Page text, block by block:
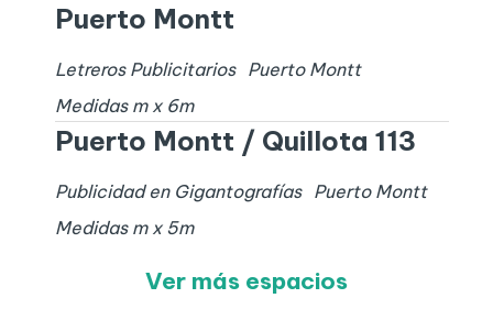
Puerto Montt
Letreros Publicitarios
Puerto Montt
Medidas m x 6m
Puerto Montt / Quillota 113
Publicidad en Gigantografías
Puerto Montt
Medidas m x 5m
Ver más espacios